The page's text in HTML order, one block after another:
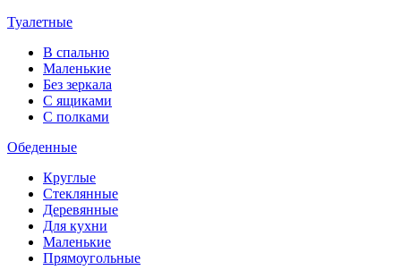
Туалетные
В спальню
Маленькие
Без зеркала
С ящиками
С полками
Обеденные
Круглые
Стеклянные
Деревянные
Для кухни
Маленькие
Прямоугольные